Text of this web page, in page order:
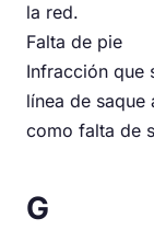
la red.
Falta de pie
Infracción que
línea de saque
como falta de
G